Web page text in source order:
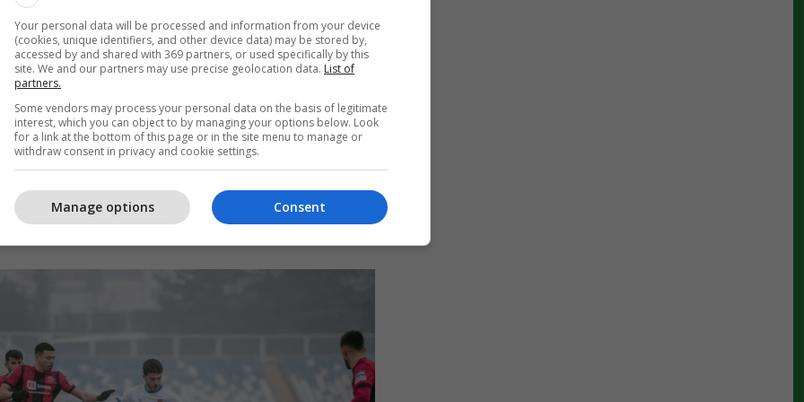
të marrin kreun e tabelës, ndërsa Malisheva
në garë për pozitat e para.
tjetër zhvillohet në Skenderaj, në stadiumin
Drenica përballet me Prishtinën.
Your personal data will be processed and information from your device
(cookies, unique identifiers, and other device data) may be stored by,
accessed by and shared with 369 partners, or used specifically by this
site. We and our partners may use precise geolocation data. List of
partners.
Some vendors may process your personal data on the basis of legitimate
interest, which you can object to by managing your options below. Look
for a link at the bottom of this page or in the site menu to manage or
withdraw consent in privacy and cookie settings.
Consent
Manage options